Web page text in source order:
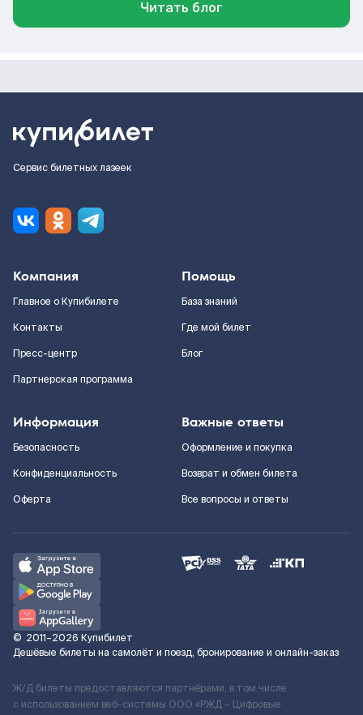
Читать блог
Сервис билетных лазеек
Компания
Главное о Купибилете
Контакты
Пресс-центр
Партнерская программа
Помощь
База знаний
Где мой билет
Блог
Информация
Безопасность
Конфиденциальность
Оферта
Важные ответы
Оформление и покупка
Возврат и обмен билета
Все вопросы и ответы
© 2011–2026 Купибилет
Дешёвые билеты на самолёт и поезд, бронирование и онлайн-заказ
Ж/Д билеты предоставляются партнёрами, в том числе
с использованием веб-системы ООО «РЖД – Цифровые